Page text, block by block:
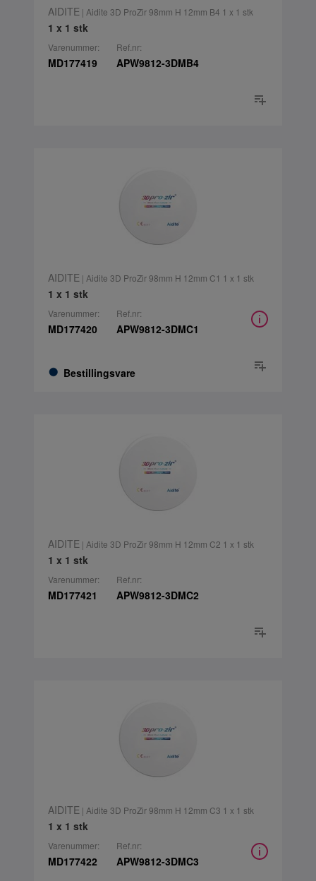
AIDITE | Aidite 3D ProZir 98mm H 12mm B4 1 x 1 stk
1 x 1 stk
Varenummer:
MD177419
Ref.nr:
APW9812-3DMB4
AIDITE | Aidite 3D ProZir 98mm H 12mm C1 1 x 1 stk
1 x 1 stk
Varenummer:
MD177420
Bestillingsvare
Ref.nr:
APW9812-3DMC1
AIDITE | Aidite 3D ProZir 98mm H 12mm C2 1 x 1 stk
1 x 1 stk
Varenummer:
MD177421
Ref.nr:
APW9812-3DMC2
AIDITE | Aidite 3D ProZir 98mm H 12mm C3 1 x 1 stk
1 x 1 stk
Varenummer:
MD177422
Ref.nr:
APW9812-3DMC3